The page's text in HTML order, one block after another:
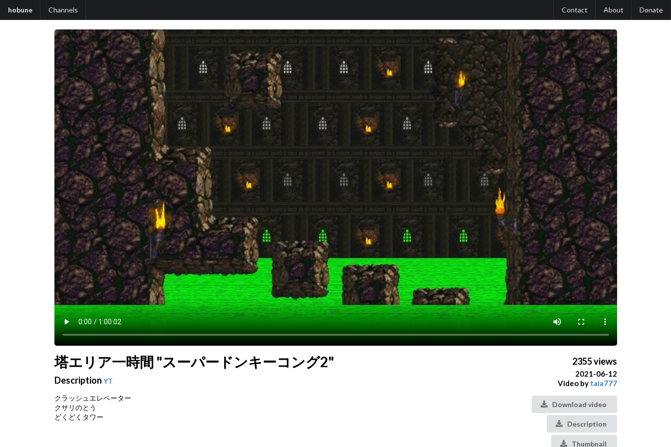
hobune Channels Contact About Donate
塔エリア一時間 "スーパードンキーコング2"
Description YT
クラッシュエレベーター
クサリのとう
どくどくタワー
2355 views
2021-06-12
Video by taia777
Download video
Description
Thumbnail